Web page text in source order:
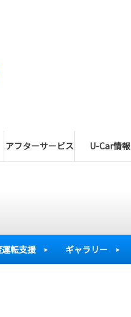
アフターサービス U-Car情報
転支援 ギャラリー